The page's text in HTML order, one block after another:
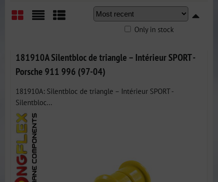
Only in stock
181910A Silentbloc de triangle – Intérieur SPORT -
Porsche 911 996 (97-04)
181910A: Silentbloc de triangle – Intérieur SPORT -
Silentbloc...